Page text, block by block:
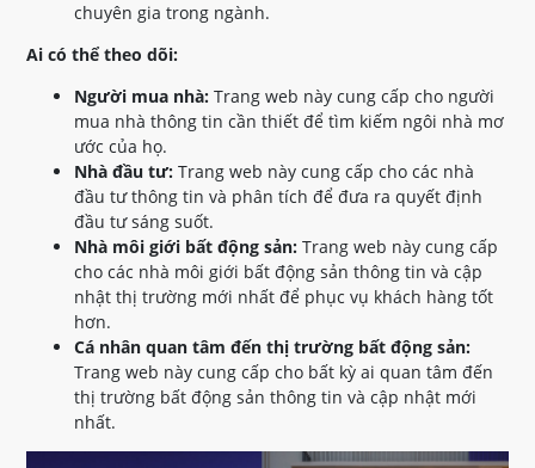
chuyên gia trong ngành.
Ai có thể theo dõi:
Người mua nhà: Trang web này cung cấp cho người
mua nhà thông tin cần thiết để tìm kiếm ngôi nhà mơ
ước của họ.
Nhà đầu tư: Trang web này cung cấp cho các nhà
đầu tư thông tin và phân tích để đưa ra quyết định
đầu tư sáng suốt.
Nhà môi giới bất động sản: Trang web này cung cấp
cho các nhà môi giới bất động sản thông tin và cập
nhật thị trường mới nhất để phục vụ khách hàng tốt
hơn.
Cá nhân quan tâm đến thị trường bất động sản:
Trang web này cung cấp cho bất kỳ ai quan tâm đến
thị trường bất động sản thông tin và cập nhật mới
nhất.